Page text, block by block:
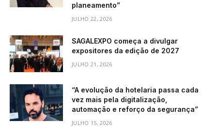
planeamento”
JULHO 22, 2026
SAGALEXPO começa a divulgar
expositores da edição de 2027
JULHO 21, 2026
“A evolução da hotelaria passa cada
vez mais pela digitalização,
automação e reforço da segurança”
JULHO 15, 2026